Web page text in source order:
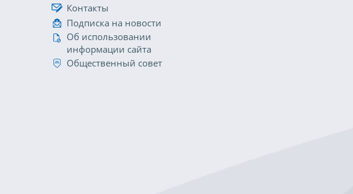
Контакты
Подписка на новости
Об использовании
информации сайта
Общественный совет